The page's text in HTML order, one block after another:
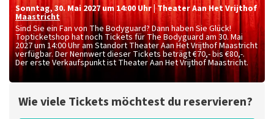
Sonntag, 30. Mai 2027 um 14:00 Uhr |Theater Aan Het Vrijthof
Maastricht
Sind Sie ein Fan von The Bodyguard? Dann haben Sie Glück!
Topticketshop hat noch Tickets für The Bodyguard am 30. Mai
2027 um 14:00 Uhr am Standort Theater Aan Het Vrijthof Maastricht
verfügbar. Der Nennwert dieser Tickets beträgt€70,- bis €80,-.
Der erste Verkaufspunkt ist Theater Aan Het Vrijthof Maastricht.
Wie viele Tickets möchtest du reservieren?